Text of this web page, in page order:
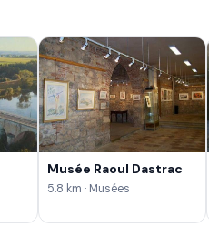
Musée Raoul Dastrac
5.8 km · Musées